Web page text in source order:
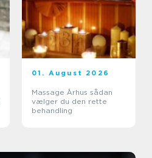
01. August 2026
Massage Århus sådan
vælger du den rette
behandling